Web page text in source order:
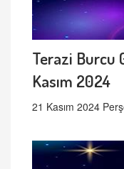
Terazi Burcu
Kasım 2024
21 Kasım 2024